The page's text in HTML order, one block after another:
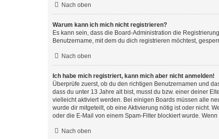
Nach oben
Warum kann ich mich nicht registrieren?
Es kann sein, dass die Board-Administration die
Benutzername, mit dem du dich registrieren möchtest,
Nach oben
Ich habe mich registriert, kann mich aber nicht anmelden!
Überprüfe zuerst, ob du den richtigen Benutzernamen und
dass du unter 13 Jahre alt bist, musst du bzw. einer deiner
vielleicht aktiviert werden. Bei einigen Boards müssen alle
wurde dir mitgeteilt, ob eine Aktivierung nötig ist oder nicht.
oder die E-Mail von einem Spam-Filter blockiert wurde.
Nach oben